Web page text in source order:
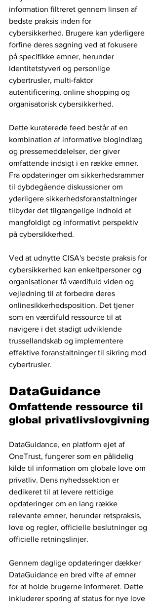
information filtreret gennem linsen af ​​
bedste praksis inden for
cybersikkerhed. Brugere kan yderligere
forfine deres søgning ved at fokusere
på specifikke emner, herunder
identitetstyveri og personlige
cybertrusler, multi-faktor
autentificering, online shopping og
organisatorisk cybersikkerhed.
Dette kuraterede feed består af en
kombination af informative blogindlæg
og pressemeddelelser, der giver
omfattende indsigt i en række emner.
Fra opdateringer om sikkerhedsrammer
til dybdegående diskussioner om
yderligere sikkerhedsforanstaltninger
tilbyder det tilgængelige indhold et
mangfoldigt og informativt perspektiv
på cybersikkerhed.
Ved at udnytte CISA's bedste praksis for
cybersikkerhed kan enkeltpersoner og
organisationer få værdifuld viden og
vejledning til at forbedre deres
onlinesikkerhedsposition. Det tjener
som en værdifuld ressource til at
navigere i det stadigt udviklende
trussellandskab og implementere
effektive foranstaltninger til sikring mod
cybertrusler.
DataGuidance
Omfattende ressource til
global privatlivslovgivning
DataGuidance, en platform ejet af
OneTrust, fungerer som en pålidelig
kilde til information om globale love om
privatliv. Dens nyhedssektion er
dedikeret til at levere rettidige
opdateringer om en lang række
relevante emner, herunder retspraksis,
love og regler, officielle beslutninger og
officielle retningslinjer.
Gennem daglige opdateringer dækker
DataGuidance en bred vifte af emner
for at holde brugerne informeret. Dette
inkluderer sporing af status for nye love